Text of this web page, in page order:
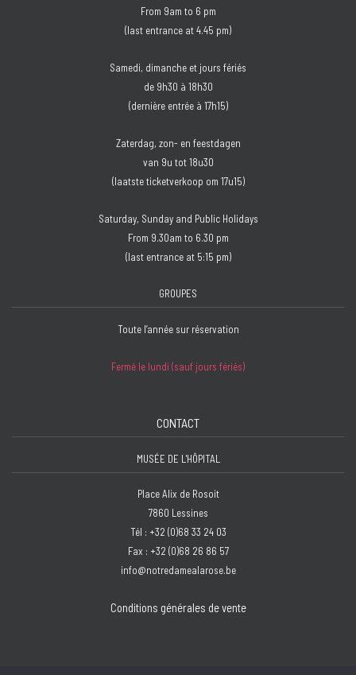
From 9am to 6 pm
(last entrance at 4.45 pm)
Samedi, dimanche et jours fériés
de 9h30 à 18h30
(dernière entrée à 17h15)
Zaterdag, zon- en feestdagen
van 9u tot 18u30
(laatste ticketverkoop om 17u15)
Saturday, Sunday and Public Holidays
From 9.30am to 6.30 pm
(last entrance at 5:15 pm)
GROUPES
Toute l’année sur réservation
Fermé le lundi (sauf jours fériés)
CONTACT
MUSÉE DE L'HÔPITAL
Place Alix de Rosoit
7860 Lessines
Tél : +32 (0)68 33 24 03
Fax : +32 (0)68 26 86 57
info@notredamealarose.be
Conditions générales de vente